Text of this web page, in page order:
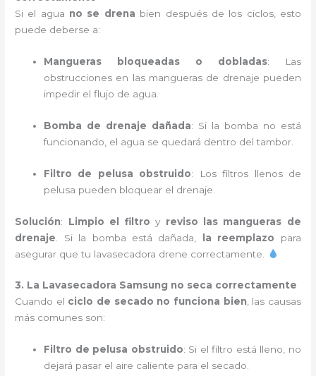
Si el agua no se drena bien después de los ciclos, esto
puede deberse a:
Mangueras bloqueadas o dobladas: Las
obstrucciones en las mangueras de drenaje pueden
impedir el flujo de agua.
Bomba de drenaje dañada: Si la bomba no está
funcionando, el agua se quedará dentro del tambor.
Filtro de pelusa obstruido: Los filtros llenos de
pelusa pueden bloquear el drenaje.
Solución: Limpio el filtro y reviso las mangueras de
drenaje . Si la bomba está dañada, la reemplazo para
asegurar que tu lavasecadora drene correctamente.
3. La Lavasecadora Samsung no seca correctamente
Cuando el ciclo de secado no funciona bien, las causas
más comunes son:
Filtro de pelusa obstruido: Si el filtro está lleno, no
dejará pasar el aire caliente para el secado.